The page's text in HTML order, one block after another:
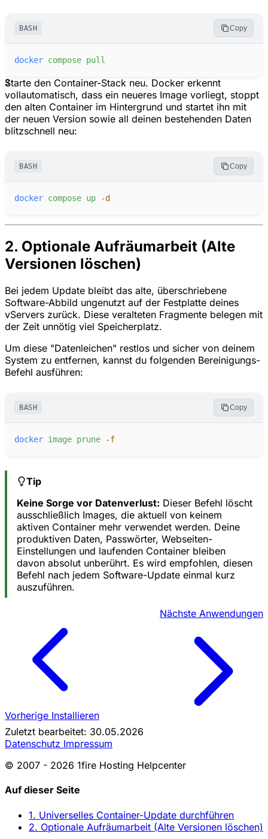
BASH Copy
docker compose pull
3
Starte den Container-Stack neu. Docker erkennt
vollautomatisch, dass ein neueres Image vorliegt, stoppt
den alten Container im Hintergrund und startet ihn mit
der neuen Version sowie all deinen bestehenden Daten
blitzschnell neu:
BASH Copy
docker compose up -d
2. Optionale Aufräumarbeit (Alte
Versionen löschen)
Bei jedem Update bleibt das alte, überschriebene
Software-Abbild ungenutzt auf der Festplatte deines
vServers zurück. Diese veralteten Fragmente belegen mit
der Zeit unnötig viel Speicherplatz.
Um diese "Datenleichen" restlos und sicher von deinem
System zu entfernen, kannst du folgenden Bereinigungs-
Befehl ausführen:
BASH Copy
docker image prune -f
Tip
Keine Sorge vor Datenverlust: Dieser Befehl löscht
ausschließlich Images, die aktuell von keinem
aktiven Container mehr verwendet werden. Deine
produktiven Daten, Passwörter, Webseiten-
Einstellungen und laufenden Container bleiben
davon absolut unberührt. Es wird empfohlen, diesen
Befehl nach jedem Software-Update einmal kurz
auszuführen.
Vorherige Installieren
Nächste Anwendungen
Zuletzt bearbeitet: 30.05.2026
Datenschutz Impressum
© 2007 - 2026 1fire Hosting Helpcenter
Auf dieser Seite
1. Universelles Container-Update durchführen
2. Optionale Aufräumarbeit (Alte Versionen löschen)